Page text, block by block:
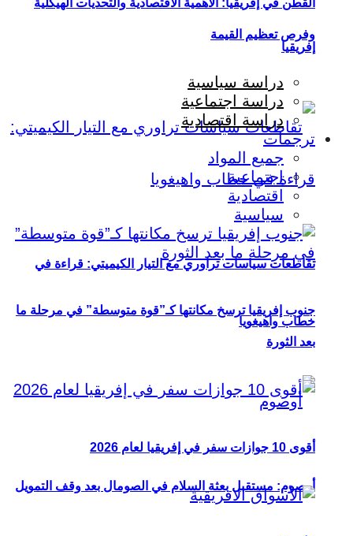
إفريقيا
تقاطعات سياسات تراوري مع التيار الكيميتي: قراءة في
خطاب واهيغويا
أوصوم: مستقبل بعثة السلام في الصومال بعد وقف التمويل
القطن في إفريقيا: الأهمية الاقتصادية والتحديات الهيكلية
وفرص تعظيم القيمة
دراسة سياسية
دراسة اجتماعية
دراسة اقتصادية
ترجمات
جميع المواد
اجتماعية
اقتصادية
سياسية
جنوب إفريقيا ترسخ مكانتها كـ”قوة متوسطة” في مرحلة ما
بعد الثورة
أقوى 10 جوازات سفر في إفريقيا لعام 2026